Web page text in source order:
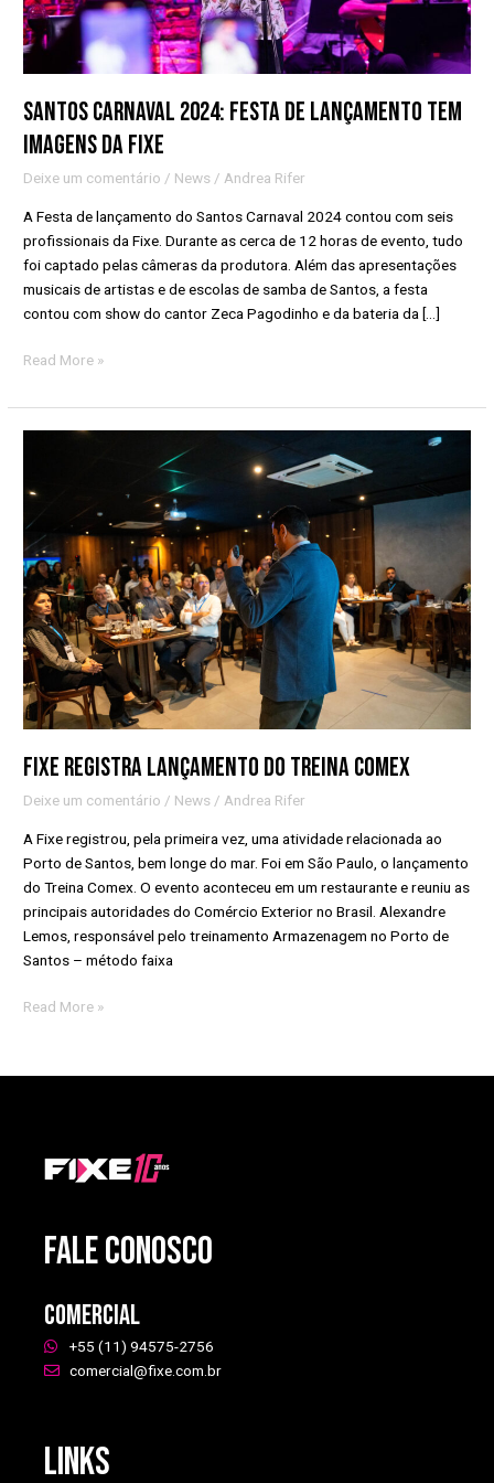
Santos Carnaval 2024: festa de lançamento tem
imagens da Fixe
Deixe um comentário / News / Andrea Rifer
A Festa de lançamento do Santos Carnaval 2024 contou com seis
profissionais da Fixe. Durante as cerca de 12 horas de evento, tudo
foi captado pelas câmeras da produtora. Além das apresentações
musicais de artistas e de escolas de samba de Santos, a festa
contou com show do cantor Zeca Pagodinho e da bateria da […]
Fixe
Read More »
Fixe registra lançamento do Treina Comex
Deixe um comentário / News / Andrea Rifer
A Fixe registrou, pela primeira vez, uma atividade relacionada ao
Porto de Santos, bem longe do mar. Foi em São Paulo, o lançamento
do Treina Comex. O evento aconteceu em um restaurante e reuniu as
principais autoridades do Comércio Exterior no Brasil. Alexandre
Lemos, responsável pelo treinamento Armazenagem no Porto de
Santos – método faixa
lançamento
Treina
Comex
Read More »
FALE CONOSCO
Comercial
+55 (11) 94575-2756
comercial@fixe.com.br
Links